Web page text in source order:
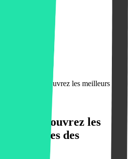
& finances
énergie : Découvrez les meilleurs
: Découvrez les
et faites des